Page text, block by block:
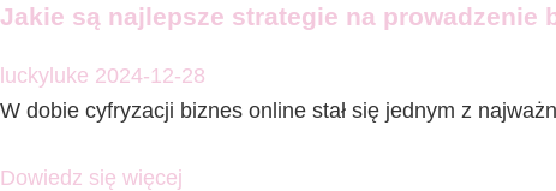
Jakie są najlepsze strategie na prowadzenie
luckyluke 2024-12-28
W dobie cyfryzacji biznes online stał się jednym z
Dowiedz się więcej